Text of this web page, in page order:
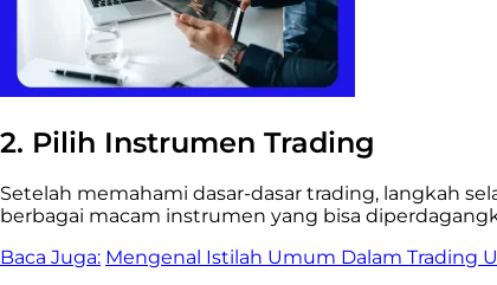
2. Pilih Instrumen Trading
Setelah memahami dasar-dasar trading, langkah
berbagai macam instrumen yang bisa
Baca Juga: Mengenal Istilah Umum Dalam Trading